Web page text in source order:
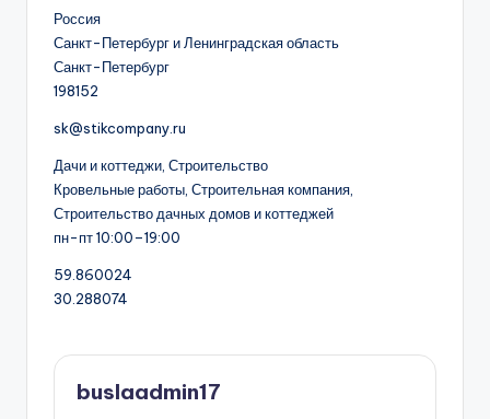
Россия
Санкт-Петербург и Ленинградская область
Санкт-Петербург
198152
sk@stikcompany.ru
Дачи и коттеджи, Строительство
Кровельные работы, Строительная компания,
Строительство дачных домов и коттеджей
пн-пт 10:00–19:00
59.860024
30.288074
buslaadmin17